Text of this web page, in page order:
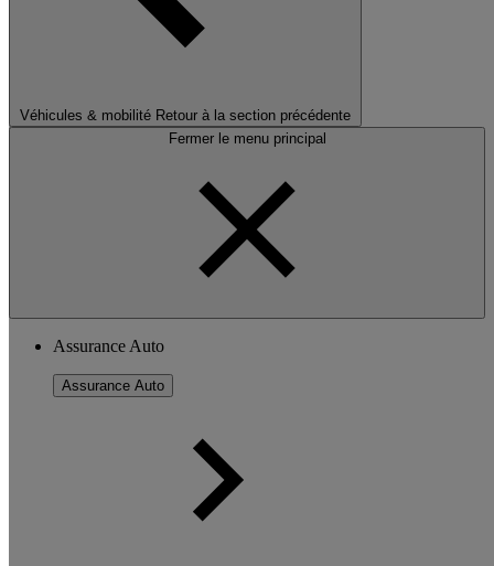
Véhicules & mobilité Retour à la section précédente
Fermer le menu principal
Assurance Auto
Assurance Auto